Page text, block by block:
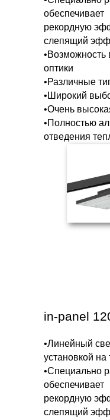
обеспечивает
рекордную
слепящий
•Возможность
оптики
•Различные
•Широкий
•Очень
•Полностью
отведения
•Линейный
установкой на
•Специально
обеспечивает
рекордную
слепящий
in-panel